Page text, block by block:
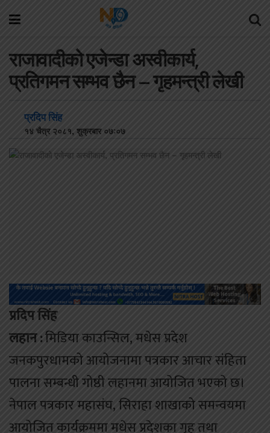
राजावादीको एजेन्डा अस्वीकार्य,
प्रतिगमन सम्भव छैन – गृहमन्त्री लेखी
प्रदिप सिंह
१४ चैत्र २०८१, शुक्रबार ०७:०७
प्रदिप सिंह
लहान :मिडिया काउन्सिल, मधेस प्रदेश
जनकपुरधामको आयोजनामा पत्रकार आचार संहिता
पालना सम्बन्धी गोष्ठी लहानमा आयोजित भएको छ।
नेपाल पत्रकार महासंघ, सिराहा शाखाको समन्वयमा
आयोजित कार्यक्रममा मधेस प्रदेशका गृह तथा